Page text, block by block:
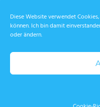
Diese Website verwendet
können. Ich bin damit
oder ändern.